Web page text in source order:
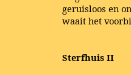
geruisloos en
waait het
Sterfhuis II